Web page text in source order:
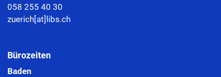
058 255 40 30
zuerich[at]libs.ch
Bürozeiten
Baden